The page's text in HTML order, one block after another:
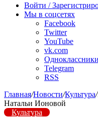
радио
Войти /
Мы в соцсетях
Facebook
Twitter
YouTube
vk.com
Одноклассники
Telegram
RSS
Главная/Новости/Культура/
Натальи Ионовой
Культура